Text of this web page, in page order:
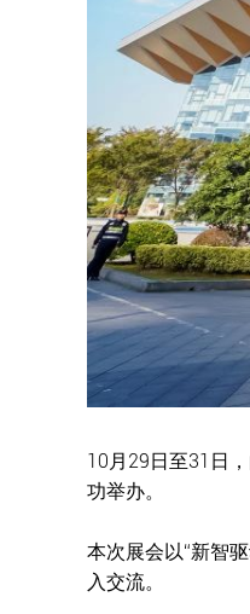
10月29日至31日
功举办。
本次展会以“新智
入交流。